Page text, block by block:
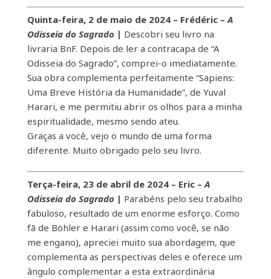
Quinta-feira, 2 de maio de 2024 – Frédéric –A
Odisseia do Sagrado | Descobri seu livro na
livraria BnF. Depois de ler a contracapa de “A
Odisseia do Sagrado”, comprei-o imediatamente.
Sua obra complementa perfeitamente “Sapiens:
Uma Breve História da Humanidade”, de Yuval
Harari, e me permitiu abrir os olhos para a minha
espiritualidade, mesmo sendo ateu.
Graças a você, vejo o mundo de uma forma
diferente. Muito obrigado pelo seu livro.
Terça-feira, 23 de abril de 2024 – Eric –A
Odisseia do Sagrado | Parabéns pelo seu trabalho
fabuloso, resultado de um enorme esforço. Como
fã de Böhler e Harari (assim como você, se não
me engano), apreciei muito sua abordagem, que
complementa as perspectivas deles e oferece um
ângulo complementar a esta extraordinária